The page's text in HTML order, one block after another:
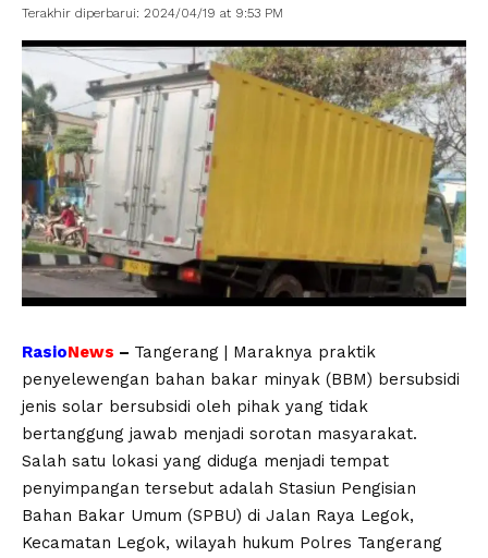
Terakhir diperbarui: 2024/04/19 at 9:53 PM
RasioNews – Tangerang | Maraknya praktik
penyelewengan bahan bakar minyak (BBM) bersubsidi
jenis solar bersubsidi oleh pihak yang tidak
bertanggung jawab menjadi sorotan masyarakat.
Salah satu lokasi yang diduga menjadi tempat
penyimpangan tersebut adalah Stasiun Pengisian
Bahan Bakar Umum (SPBU) di Jalan Raya Legok,
Kecamatan Legok, wilayah hukum Polres Tangerang